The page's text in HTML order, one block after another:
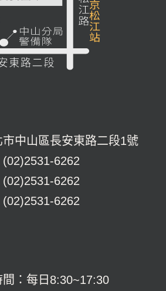
中山區長安東路二段1號
6262
6262
6262
：每日8:30~17:30